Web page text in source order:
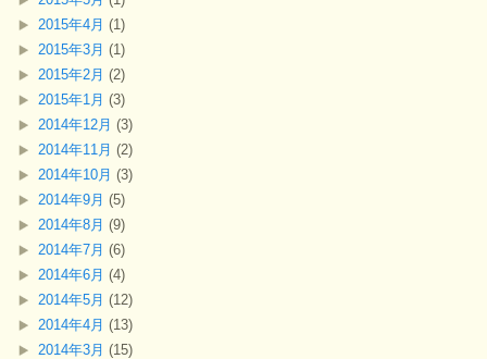
2015年4月 (1)
2015年3月 (1)
2015年2月 (2)
2015年1月 (3)
2014年12月 (3)
2014年11月 (2)
2014年10月 (3)
2014年9月 (5)
2014年8月 (9)
2014年7月 (6)
2014年6月 (4)
2014年5月 (12)
2014年4月 (13)
2014年3月 (15)